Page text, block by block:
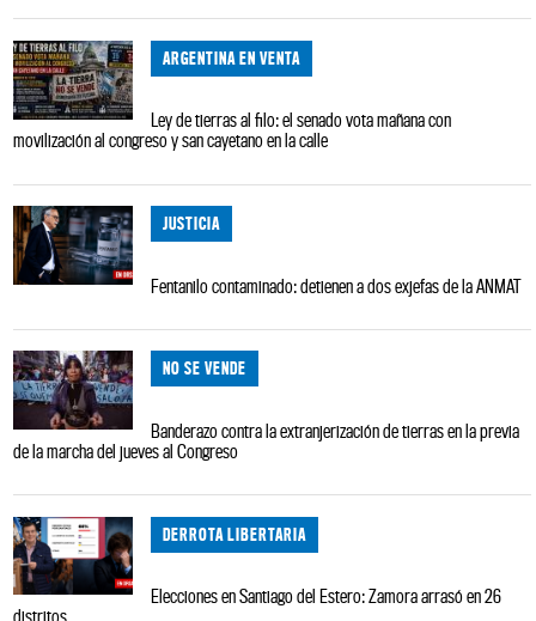
ARGENTINA EN VENTA
Ley de tierras al filo: el senado vota mañana con
movilización al congreso y san cayetano en la calle
JUSTICIA
Fentanilo contaminado: detienen a dos exjefas de la ANMAT
NO SE VENDE
Banderazo contra la extranjerización de tierras en la previa
de la marcha del jueves al Congreso
DERROTA LIBERTARIA
Elecciones en Santiago del Estero: Zamora arrasó en 26
distritos